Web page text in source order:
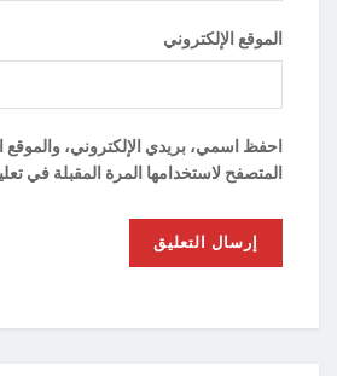
الموقع الإلكتروني
احفظ اسمي، بريدي الإلكتروني، والموقع
المتصفح لاستخدامها المرة المقبلة في